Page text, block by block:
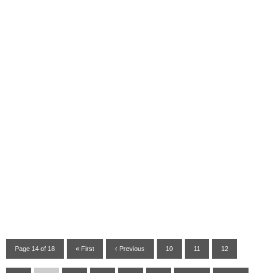
Page 14 of 18 « First ‹ Previous 10 11 12